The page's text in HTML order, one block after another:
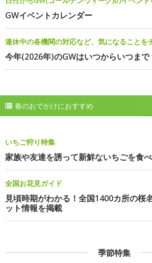
GWイベントカレンダー
連休中の各機関の対応など、気になることを
今年(2026年)のGWはいつからいつまで
春のおでかけにおすすめ
いちご狩り特集
家族や友達を誘って新鮮ないちごを食
全国お花見ガイド
見頃時期がわかる！全国1400カ所の桜
ット情報を掲載
季節特集